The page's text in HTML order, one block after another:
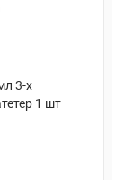
3-х
1 шт